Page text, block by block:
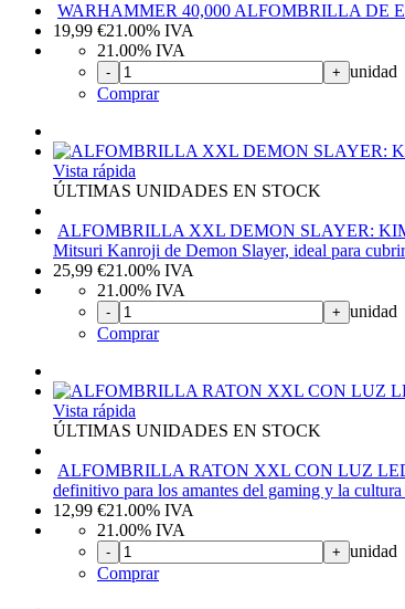
WARHAMMER 40,000 ALFOMBRILLA DE
19,99 €21.00% IVA
21.00% IVA
- + unidad
Comprar
Vista rápida
ÚLTIMAS UNIDADES EN STOCK
ALFOMBRILLA XXL DEMON SLAYER:
Mitsuri Kanroji de Demon Slayer, ideal para
25,99 €21.00% IVA
21.00% IVA
- + unidad
Comprar
Vista rápida
ÚLTIMAS UNIDADES EN STOCK
ALFOMBRILLA RATON XXL CON LUZ
definitivo para los amantes del gaming y la cultura
12,99 €21.00% IVA
21.00% IVA
- + unidad
Comprar